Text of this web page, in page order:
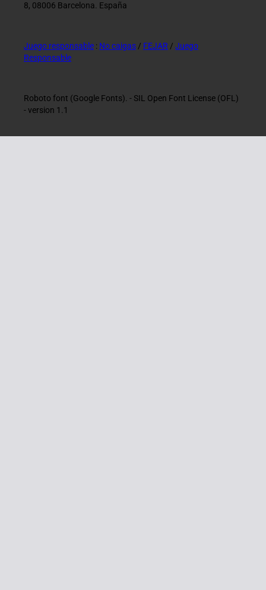
8, 08006 Barcelona. España
Juego responsable : No caigas / FEJAR / Juego
Responsable
Roboto font (Google Fonts). - SIL Open Font License (OFL)
- version 1.1